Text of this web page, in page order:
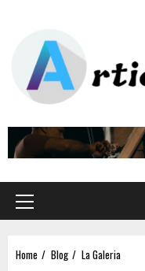
Home Blog La Galeria